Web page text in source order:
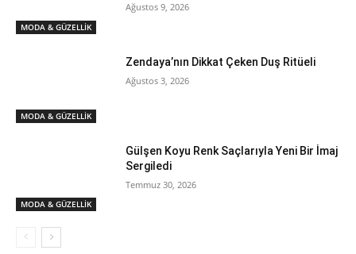
MODA & GÜZELLİK
Ağustos 9, 2026
MODA & GÜZELLİK
Zendaya’nın Dikkat Çeken Duş Ritüeli
Ağustos 3, 2026
MODA & GÜZELLİK
Gülşen Koyu Renk Saçlarıyla Yeni Bir İmaj
Sergiledi
Temmuz 30, 2026